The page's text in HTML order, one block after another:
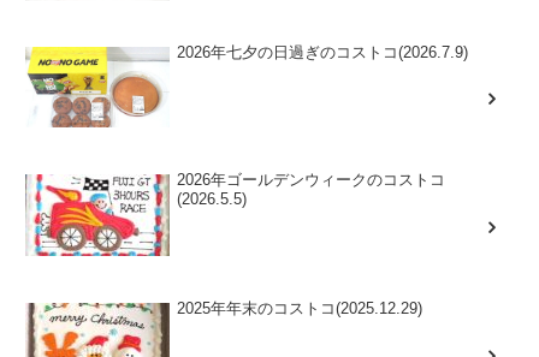
2026年七夕の日過ぎのコストコ(2026.7.9)
2026年ゴールデンウィークのコストコ
(2026.5.5)
2025年年末のコストコ(2025.12.29)